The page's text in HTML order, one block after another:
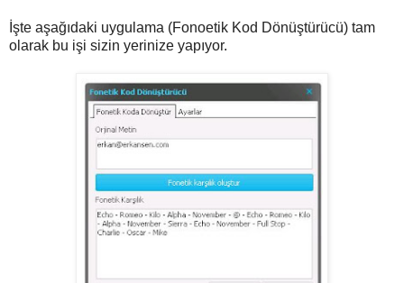
İşte aşağıdaki uygulama (Fonoetik Kod Dönüştürücü) tam
olarak bu işi sizin yerinize yapıyor.